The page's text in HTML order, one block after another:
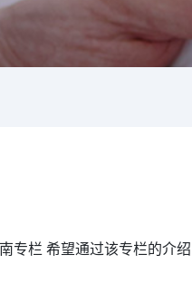
专栏 希望通过该专栏的介